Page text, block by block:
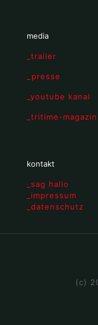
media
_trailer
_presse
_youtube kanal
_tritime-
kontakt
_sag hallo
_impressum
_datenschutz
(c)